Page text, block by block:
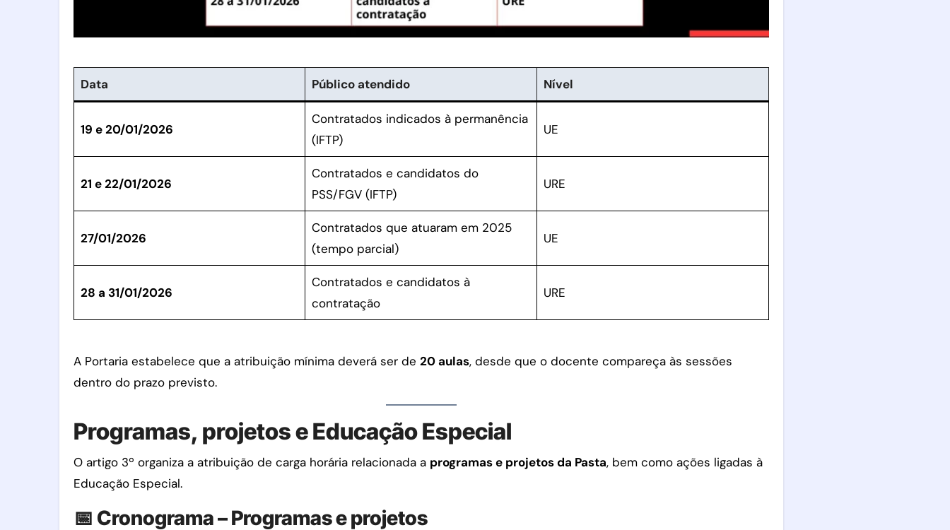
Data Público atendido Nível
19 e 20/01/2026
Contratados indicados à permanência
(IFTP)
UE
21 e 22/01/2026
Contratados e candidatos do
PSS/FGV (IFTP)
URE
27/01/2026
Contratados que atuaram em 2025
(tempo parcial)
UE
28 a 31/01/2026
Contratados e candidatos à
contratação
URE
A Portaria estabelece que a atribuição mínima deverá ser de 20 aulas, desde que o docente compareça às sessões
dentro do prazo previsto.
Programas, projetos e Educação Especial
O artigo 3º organiza a atribuição de carga horária relacionada a programas e projetos da Pasta, bem como ações ligadas à
Educação Especial.
📅 Cronograma – Programas e projetos